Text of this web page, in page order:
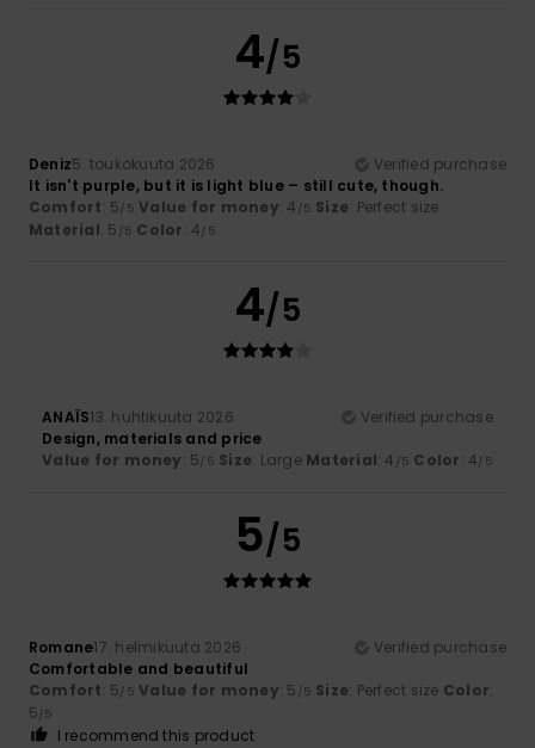
4/5
Deniz5. toukokuuta 2026
Verified purchase
It isn't purple, but it is light blue – still cute, though.
Comfort: 5/5 Value for money: 4 /5 Size: Perfect size
Material: 5 /5 Color: 4/5
4/5
ANAÏS13. huhtikuuta 2026
Verified purchase
Design, materials and price
Value for money: 5/5 Size: Large Material: 4 /5 Color: 4/5
5/5
Romane17. helmikuuta 2026
Verified purchase
Comfortable and beautiful
Comfort: 5/5 Value for money: 5 /5 Size: Perfect size Color:
5/5
I recommend this product